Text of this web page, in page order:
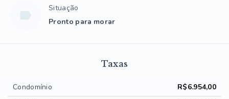
Situação
Pronto para morar
Taxas
Condomínio
R$6.954,00